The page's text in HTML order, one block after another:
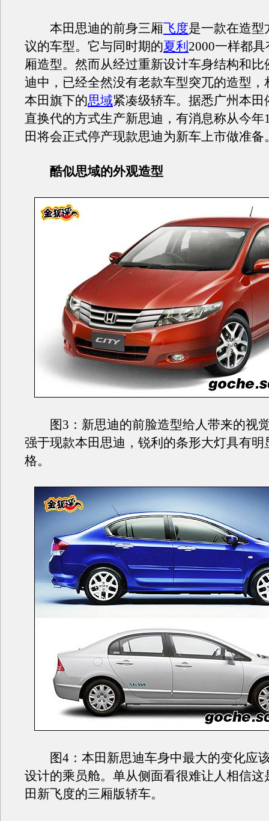
本田思迪的前身三厢飞度是一款在造型
议的车型。它与同时期的夏利 2000一样都
厢造型。然而从经过重新设计车身结构和比
迪中，已经全然没有老款车型突兀的造型，
本田旗下的思域紧凑级轿车。据悉广州本田
直换代的方式生产新思迪，有消息称从今年
田将会正式停产现款思迪为新车上市做准备
酷似思域的外观造型
图3：新思迪的前脸造型给人带来的视
强于现款本田思迪，锐利的条形大灯具有明
格。
图4：本田新思迪车身中最大的变化应
设计的乘员舱。单从侧面看很难让人相信这
田新飞度的三厢版轿车。